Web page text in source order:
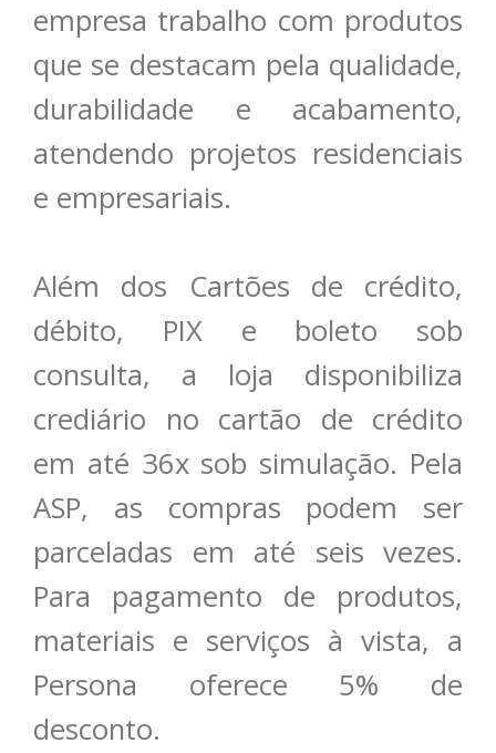
empresa trabalho com produtos
que se destacam pela qualidade,
durabilidade e acabamento,
atendendo projetos residenciais
e empresariais.
Além dos Cartões de crédito,
débito, PIX e boleto sob
consulta, a loja disponibiliza
crediário no cartão de crédito
em até 36x sob simulação. Pela
ASP, as compras podem ser
parceladas em até seis vezes.
Para pagamento de produtos,
materiais e serviços à vista, a
Persona oferece 5% de
desconto.